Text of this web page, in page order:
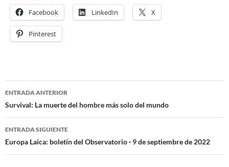
Facebook LinkedIn X
Pinterest
Navegación
de
entradas
ENTRADA ANTERIOR
Survival: La muerte del hombre más solo del mundo
ENTRADA SIGUIENTE
Europa Laica: boletín del Observatorio · 9 de septiembre de 2022